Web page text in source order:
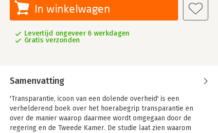
In winkelwagen
Levertijd ongeveer 6 werkdagen
Gratis verzonden
Samenvatting
'Transparantie, icoon van een dolende overheid' is een
verhelderend boek over het hoerabegrip transparantie en
over de manier waarop daarmee wordt omgegaan door de
regering en de Tweede Kamer. De studie laat zien waarom